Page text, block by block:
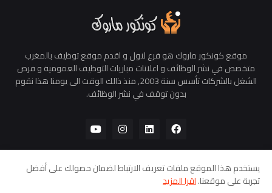
موقع كونكور ماروك هو فرع لاول و اقدم موقع توظيف بالمغرب
متخصص في نشر الوظائف و اعلانات مباريات التوظيف العمومية و فرص
الشغل بالشركات تأسس سنة 2003, منذ ذالك الوقت الى يومنا هذا نقوم
بدون توقف في نشر الوظائف.
الرئيسية من نحن
يستخدم هذا الموقع ملفات تعريف الارتباط لضمان حصولك على أفضل
تجربة على موقعنا.اقرا المزيد